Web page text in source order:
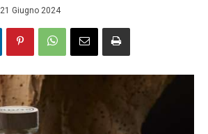
21 Giugno 2024